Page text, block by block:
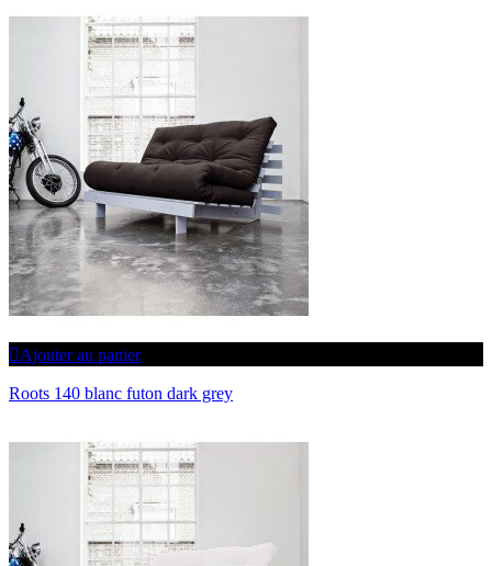
Ajouter au panier
Roots 140 blanc futon dark grey